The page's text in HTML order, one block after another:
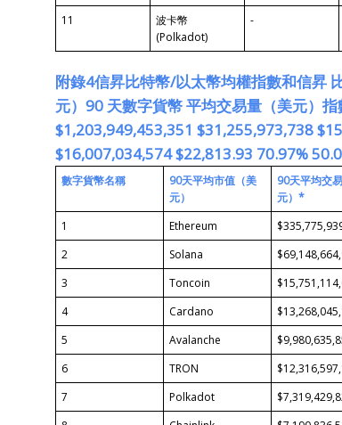
11
波卡幣
(Polkadot)
-
附錄4信昇比特幣/以太幣均權指數和信昇
元） 90 天數字貨幣 平均交易量（美元） 指
$1,203,949,453,351 $31,255,973,738
$16,007,034,574 $22,813.93 70.97%
數字貨幣名稱 90天平均市值 （美
元）
90天平均交
元） *
1
Ethereum
2
Solana
3
Toncoin
4
Cardano
5
Avalanche
6
TRON
7
Polkadot